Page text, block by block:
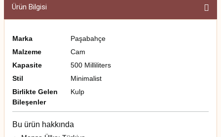
Ürün Bilgisi
Marka
Paşabahçe
Malzeme
Cam
Kapasite
500 Milliliters
Stil
Minimalist
Birlikte Gelen
Bileşenler
Kulp
Bu ürün hakkında